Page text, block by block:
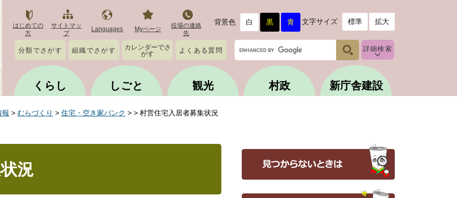
はじめての
方
サイトマッ
プ
Languages Myページ
役場の連絡
先
背景色 白 黒 青 文字サイズ 標準 拡大
分類でさがす 組織でさがす
カレンダーでさ
がす
よくある質問 詳細検索
くらし しごと 観光 村政 新庁舎建設
報 > むらづくり > 住宅・空き家バンク > > 村営住宅入居者募集状況
況